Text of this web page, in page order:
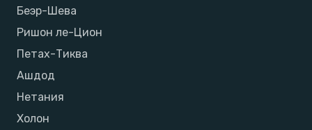
Беэр-Шева
Ришон ле-Цион
Петах-Тиква
Ашдод
Нетания
Холон